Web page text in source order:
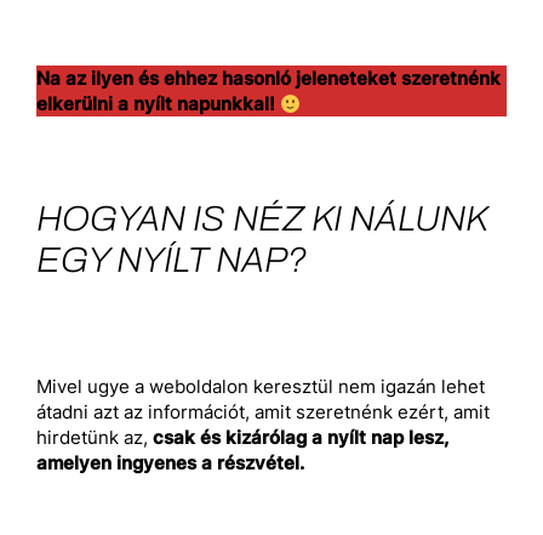
Na az ilyen és ehhez hasonló jeleneteket szeretnénk
elkerülni a nyílt napunkkal!
HOGYAN IS NÉZ KI NÁLUNK
EGY NYÍLT NAP?
Mivel ugye a weboldalon keresztül nem igazán lehet
átadni azt az információt, amit szeretnénk ezért, amit
hirdetünk az, csak és kizárólag a nyílt nap lesz,
amelyen ingyenes a részvétel.